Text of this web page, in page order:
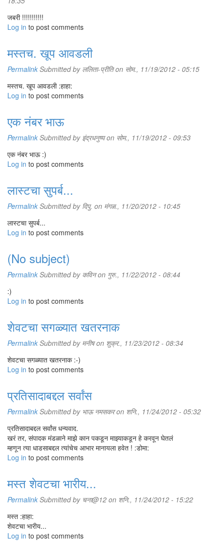
जबरी !!!!!!!!!!!
Log in to post comments
मस्तच. खूप आवडली
Permalink Submitted by ललिता-प्रीतिon सोम., 11/19/2012 - 05:15
मस्तच. खूप आवडली :हाहा:
Log in to post comments
एक नंबर भाऊ
Permalink Submitted by इंद्रधनुष्यon सोम., 11/19/2012 - 09:53
एक नंबर भाऊ :)
Log in to post comments
लास्टचा सुपर्ब...
Permalink Submitted by दिपु. on मंगळ., 11/20/2012 - 10:45
लास्टचा सुपर्ब...
Log in to post comments
(No subject)
Permalink Submitted by कविनon गुरु., 11/22/2012 - 08:44
:)
Log in to post comments
शेवटचा सगळ्यात खतरनाक
Permalink Submitted by मनीषon शुक्र., 11/23/2012 - 08:34
शेवटचा सगळ्यात खतरनाक :-)
Log in to post comments
प्रतिसादाबद्दल सर्वांस
Permalink Submitted by भाऊ नमसकरon शनि., 11/24/2012 - 05:32
प्रतिसादाबद्दल सर्वांस धन्यवाद.
खरं तर, संपादक मंडळाने माझे कान पकडून माझ्याकडून हे करवून घेतलं
म्हणून त्या धाडसाबद्दल त्यांचेच आभार मानायला हवेत ! :डोमा:
Log in to post comments
मस्त शेवटचा भारीय...
Permalink Submitted by चना@12 on शनि., 11/24/2012 - 15:22
मस्त :हाहा:
शेवटचा भारीय...
Log in to post comments